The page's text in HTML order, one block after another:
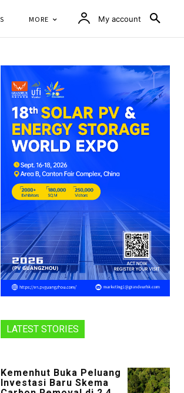
MORE My account
LATEST STORIES
Kemenhut Buka Peluang
Investasi Baru Skema